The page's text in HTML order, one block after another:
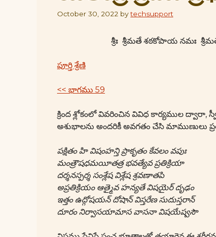
October 30, 2022 bytechsupport
శ్రీః శ్రీమతే శఠకోపాయ నమః
పూర్తి శ్రేణి
<< భాగము 59
క్రింద శ్లోకంలో వివరించిన వివిధ కార్యముల ద్వారా,
అశుభాలను అందరికీ అవగతం చేసి మాముణులు
పక్షితం హి విషంహన్తి ప్రాకృతం కేవలం వపుః
మంత్రౌషధమయీతత్ర భవత్యేవ ప్రతిక్రియా
దర్శనస్పర్శ సంశ్లేష విశ్లేష శ్రవణాతపి
అప్రతిక్రియం ఆత్మైవ హన్యతే విషయైర్ దృఢం
ఇత్తం ఉద్గోషయన్ దోషాన్ విస్తరేణ సుదుస్తరాన్
దూరం నిర్వాసయామాస వాసనా విషయేష్వసౌ